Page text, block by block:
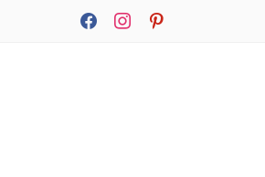
facebookinstagrampinterest